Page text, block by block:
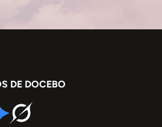
DE DOCEBO